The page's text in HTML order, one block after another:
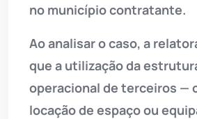
no município contratante.
Ao analisar o caso, a
que a utilização da
operacional de terceiros —
locação de espaço ou